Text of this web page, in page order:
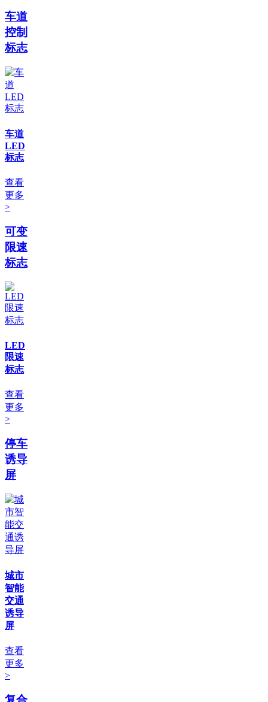
车道
控制
标志
车道
LED
标志
查看
更多
>
可变
限速
标志
LED
限速
标志
查看
更多
>
停车
诱导
屏
城市
智能
交通
诱导
屏
查看
更多
>